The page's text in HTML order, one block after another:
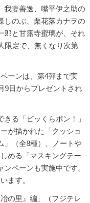
妻善逸、嘴平伊之助の
しのぶ、栗花落カナヲの
郎と甘露寺蜜璃が、それ
限定で、無くなり次第
ーンは、第4弾まで実
9日からプレゼントされ
る「ビッくらポン！」
が描かれた「クッショ
」（全8種）、ノートや
める「マスキングテー
ペーンも実施中です。
ます。
の里』編」（フジテレ